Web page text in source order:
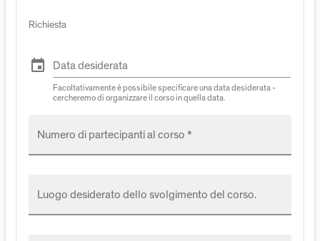
Richiesta
event Data desiderata
Facoltativamente è possibile specificare una data desiderata -
cercheremo di organizzare il corso in quella data.
Numero di partecipanti al corso *
Luogo desiderato dello svolgimento del corso.